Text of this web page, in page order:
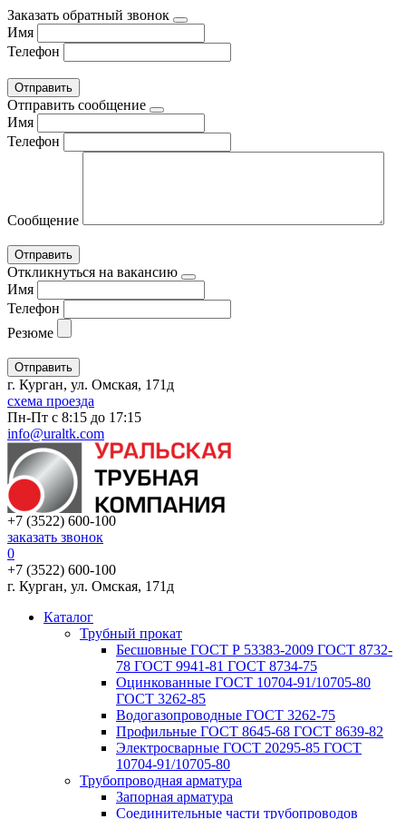
Заказать обратный звонок
Имя
Телефон
Отправить сообщение
Имя
Телефон
Сообщение
Откликнуться на вакансию
Имя
Телефон
Резюме
г. Курган, ул. Омская, 171д
схема проезда
Пн-Пт с 8:15 до 17:15
info@uraltk.com
+7 (3522) 600-100
заказать звонок
0
+7 (3522) 600-100
г. Курган, ул. Омская, 171д
Каталог
Трубный прокат
Беcшовные ГОСТ Р 53383-2009 ГОСТ 8732-
78 ГОСТ 9941-81 ГОСТ 8734-75
Оцинкованные ГОСТ 10704-91/10705-80
ГОСТ 3262-85
Водогазопроводные ГОСТ 3262-75
Профильные ГОСТ 8645-68 ГОСТ 8639-82
Электросварные ГОСТ 20295-85 ГОСТ
10704-91/10705-80
Трубопроводная арматура
Запорная арматура
Соединительные части трубопроводов